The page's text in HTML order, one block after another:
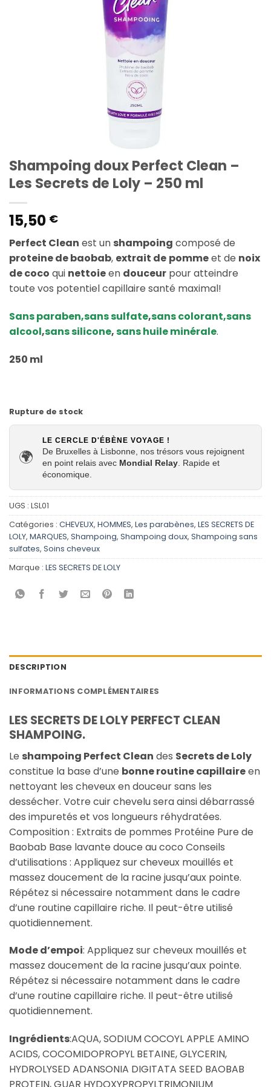
Shampoing doux Perfect Clean –
Les Secrets de Loly – 250 ml
15,50 €
Perfect Clean est un shampoing composé de
proteine de baobab, extrait de pommeet de noix
de coco qui nettoieen douceur pour atteindre
toute vos potentiel capillaire santé maximal!
Sans paraben,sans sulfate,sans colorant,sans
alcool,sans silicone,sans huile minérale.
250 ml
Rupture de stock
🌍
LE CERCLE D'ÉBÈNE VOYAGE !
De Bruxelles à Lisbonne, nos trésors vous rejoignent
en point relais avec Mondial Relay . Rapide et
économique.
UGS : LSL01
Catégories : CHEVEUX, HOMMES, Les parabènes, LES SECRETS DE
LOLY, MARQUES, Shampoing, Shampoing doux, Shampoing sans
sulfates, Soins cheveux
Marque : LES SECRETS DE LOLY
DESCRIPTION
INFORMATIONS COMPLÉMENTAIRES
LES SECRETS DE LOLY PERFECT CLEAN
SHAMPOING.
Le shampoing Perfect Clean des Secrets de Loly
constitue la base d’une bonne routine capillaireen
nettoyant les cheveux en douceur sans les
dessécher. Votre cuir chevelu sera ainsi débarrassé
des impuretés et vos longueurs réhydratées.
Composition : Extraits de pommes Protéine Pure de
Baobab Base lavante douce au coco Conseils
d’utilisations : Appliquez sur cheveux mouillés et
massez doucement de la racine jusqu’aux pointe.
Répétez si nécessaire notamment dans le cadre
d’une routine capillaire riche. Il peut-être utilisé
quotidiennement.
Mode d’empoi: Appliquez sur cheveux mouillés et
massez doucement de la racine jusqu’aux pointe.
Répétez si nécessaire notamment dans le cadre
d’une routine capillaire riche. Il peut-être utilisé
quotidiennement.
Ingrédients:AQUA, SODIUM COCOYL APPLE AMINO
ACIDS, COCOMIDOPROPYL BETAINE, GLYCERIN,
HYDROLYSED ADANSONIA DIGITATA SEED BAOBAB